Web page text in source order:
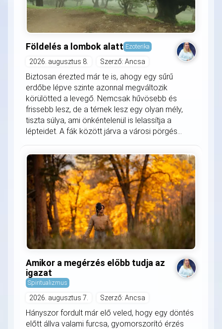
Földelés a lombok alatt Ezoterika
2026. augusztus 8. Szerző: Ancsa
Biztosan érezted már te is, ahogy egy sűrű
erdőbe lépve szinte azonnal megváltozik
körülötted a levegő. Nemcsak hűvösebb és
frissebb lesz, de a térnek lesz egy olyan mély,
tiszta súlya, ami önkéntelenül is lelassítja a
lépteidet. A fák között járva a városi pörgés...
Amikor a megérzés előbb tudja az
igazat
Spiritualizmus
2026. augusztus 7. Szerző: Ancsa
Hányszor fordult már elő veled, hogy egy döntés
előtt állva valami furcsa, gyomorszorító érzés